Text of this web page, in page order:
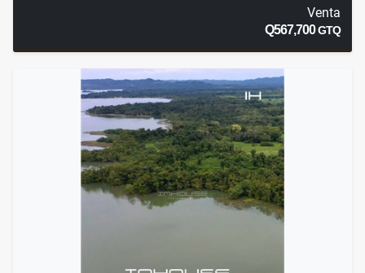
Venta
Q567,700GTQ